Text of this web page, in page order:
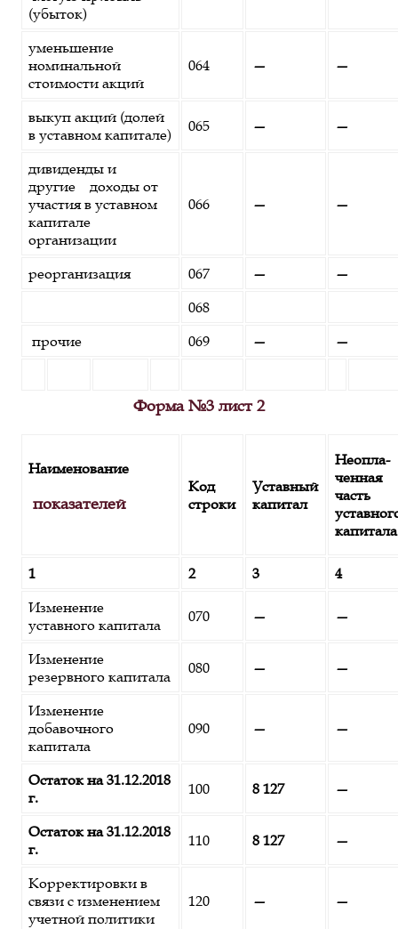
(убыток)
уменьшение
номинальной
стоимости акций
064 — —
выкуп акций (долей
в уставном капитале)
065 — —
дивиденды и
другие доходы от
участия в уставном
капитале
организации
066 — —
реорганизация 067 —
—
068
прочие
069 — —
Форма №3 лист 2
Наименование
показателей
Код
строки
Уставный
капитал
Неопла-
ченная
часть
капитала
1 2 3
4
Изменение
уставного капитала
070 — —
Изменение
резервного капитала
080 — —
Изменение
добавочного
капитала
090 — —
Остаток на 31.12.2018
г.
100 8 127 —
Остаток на 31.12.2018
г.
110 8 127 —
Корректировки в
связи с изменением
учетной политики
120 — —